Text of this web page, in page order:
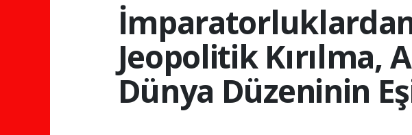
Jeopolitik Kırılma,
Dünya Düzeninin